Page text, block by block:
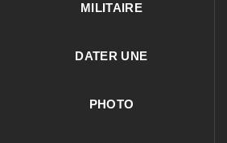
MILITAIRE
DATER UNE
PHOTO